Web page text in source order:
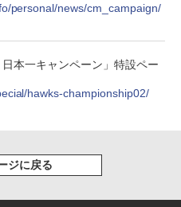
personal/news/cm_campaign/
本一キャンペーン」特設ペー
hawks-championship02/
ジに戻る